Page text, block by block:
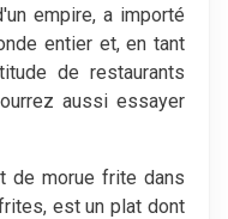
empire, a importé
entier et, en tant
de restaurants
aussi essayer
de morue frite dans
est un plat dont